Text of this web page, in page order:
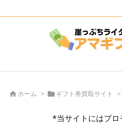
ホーム > ギフト券買取サイト >
*当サイトにはプロ